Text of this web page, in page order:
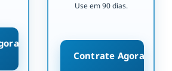
Use em 90 dias.
Contrate Agora